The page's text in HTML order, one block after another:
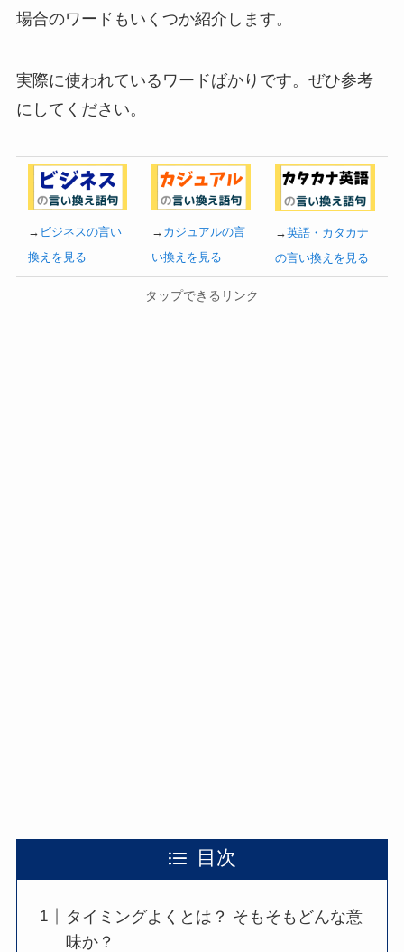
場合のワードもいくつか紹介します。
実際に使われているワードばかりです。ぜひ参考
にしてください。
→ ビジネスの言い
換えを見る
→ カジュアルの言
い換えを見る
→英語・カタカナ
の言い換えを見る
タップできるリンク
目次
タイミングよくとは？ そもそもどんな意
味か？